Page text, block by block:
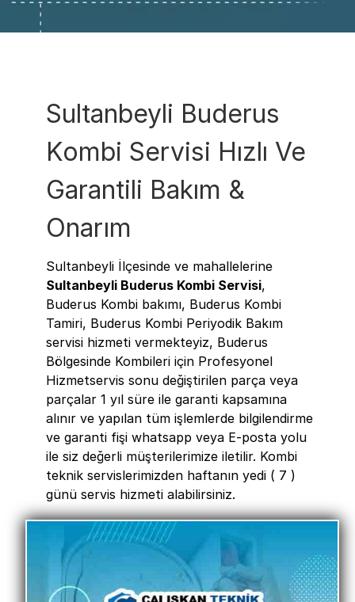
Sultanbeyli Buderus
Kombi Servisi Hızlı Ve
Garantili Bakım &
Onarım
Sultanbeyli İlçesinde ve mahallelerine
Sultanbeyli Buderus Kombi Servisi,
Buderus Kombi bakımı, Buderus Kombi
Tamiri, Buderus Kombi Periyodik Bakım
servisi hizmeti vermekteyiz, Buderus
Bölgesinde Kombileri için Profesyonel
Hizmetservis sonu değiştirilen parça veya
parçalar 1 yıl süre ile garanti kapsamına
alınır ve yapılan tüm işlemlerde bilgilendirme
ve garanti fişi whatsapp veya E-posta yolu
ile siz değerli müşterilerimize iletilir. Kombi
teknik servislerimizden haftanın yedi ( 7 )
günü servis hizmeti alabilirsiniz.